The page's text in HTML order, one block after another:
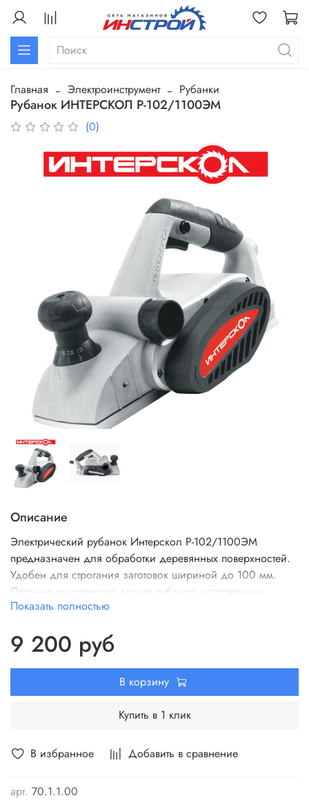
Главная Электроинструмент Рубанки
Рубанок ИНТЕРСКОЛ Р-102/1100ЭМ
(0)
В избранное Добавить в сравнение
арт. 70.1.1.00
Описание
Электрический рубанок Интерскол Р-102/1100ЭМ
предназначен для обработки деревянных поверхностей.
Удобен для строгания заготовок шириной до 100 мм.
Прочная конструкция делает рубанок долговечным.
Высокая частота вращения увеличивает качество
затачиваемые. Есть дополнительная возможность
выборки четверти глубиной до 17мм. Для этого в
комплекте поставляется специальный боковой
Показать полностью
9 200 руб
В корзину
Купить в 1 клик